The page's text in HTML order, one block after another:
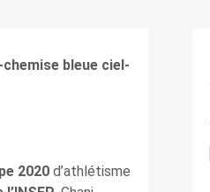
bleue ciel-
2020 d’athlétisme